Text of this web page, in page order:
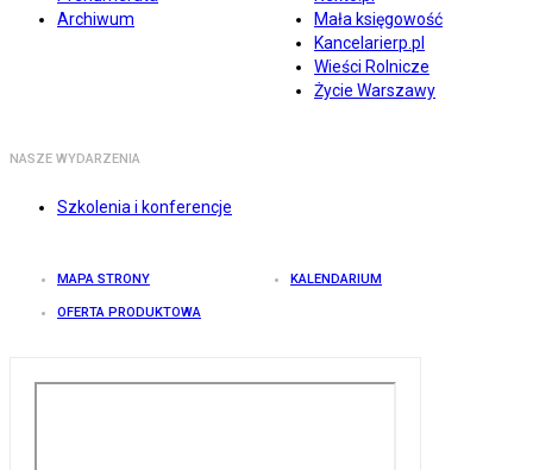
Archiwum
Mała księgowość
Kancelarierp.pl
Wieści Rolnicze
Życie Warszawy
NASZE WYDARZENIA
Szkolenia i konferencje
MAPA STRONY KALENDARIUM
OFERTA PRODUKTOWA